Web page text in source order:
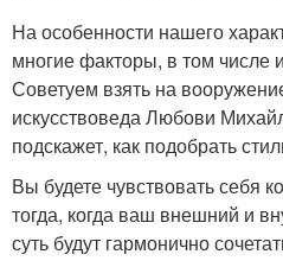
На особенности нашего
многие факторы, в том числе
Советуем взять на
искусствоведа Любови
подскажет, как подобрать
Вы будете чувствовать себя
тогда, когда ваш внешний и
суть будут гармонично